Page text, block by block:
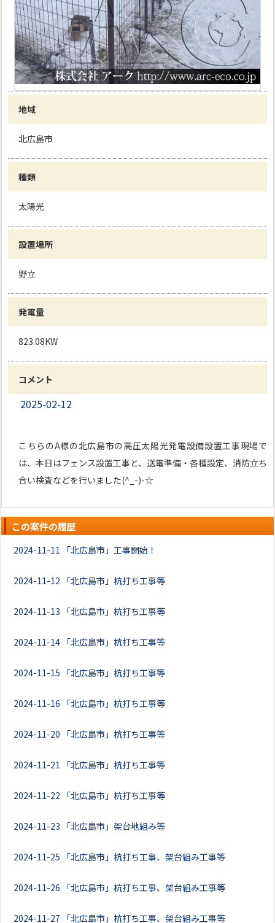
地域
北広島市
種類
太陽光
設置場所
野立
発電量
823.08KW
コメント
2025-02-12
こちらのA様の北広島市の高圧太陽光発電設備設置工事現場で
は、本日はフェンス設置工事と、送電準備・各種設定、消防立ち
合い検査などを行いました(^_-)-☆
この案件の履歴
2024-11-11 「北広島市」工事開始！
2024-11-12 「北広島市」杭打ち工事等
2024-11-13 「北広島市」杭打ち工事等
2024-11-14 「北広島市」杭打ち工事等
2024-11-15 「北広島市」杭打ち工事等
2024-11-16 「北広島市」杭打ち工事等
2024-11-20 「北広島市」杭打ち工事等
2024-11-21 「北広島市」杭打ち工事等
2024-11-22 「北広島市」杭打ち工事等
2024-11-23 「北広島市」架台地組み等
2024-11-25 「北広島市」杭打ち工事、架台組み工事等
2024-11-26 「北広島市」杭打ち工事、架台組み工事等
2024-11-27 「北広島市」杭打ち工事、架台組み工事等